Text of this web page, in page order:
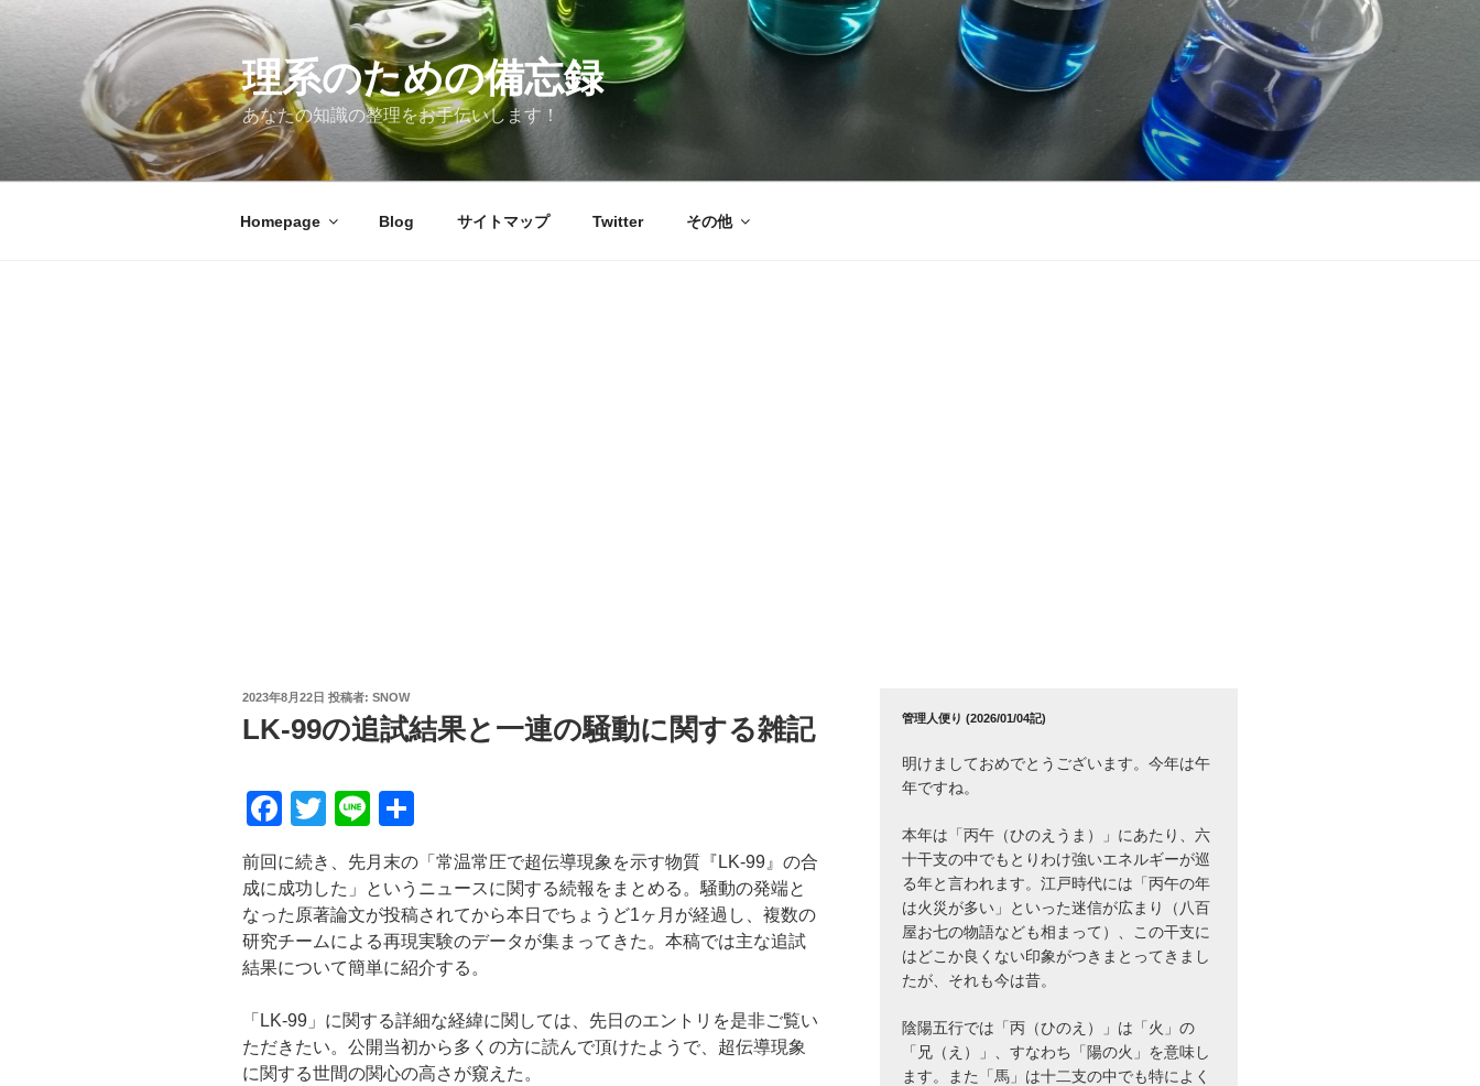
理系のための備忘録
あなたの知識の整理をお手伝いします！
Homepage Blog サイトマップ Twitter その他
投
2023年8月22日 投稿者: SNOW
LK-99の追試結果と一連の騒動に関する雑記
F
a
c
e
b
o
o
k
T
wi
tt
er
Li
n
e
有
前回に続き、先月末の「常温常圧で超伝導現象を示す物質『LK-99』の合
成に成功した」というニュースに関する続報をまとめる。騒動の発端と
なった原著論文が投稿されてから本日でちょうど1ヶ月が経過し、複数の
研究チームによる再現実験のデータが集まってきた。本稿では主な追試
結果について簡単に紹介する。
「LK-99」に関する詳細な経緯に関しては、先日のエントリを是非ご覧い
ただきたい。公開当初から多くの方に読んで頂けたようで、超伝導現象
に関する世間の関心の高さが窺えた。
管理人便り (2026/01/04記)
明けましておめでとうございます。今年は午
年ですね。
本年は「丙午（ひのえうま）」にあたり、六
十干支の中でもとりわけ強いエネルギーが巡
る年と言われます。江戸時代には「丙午の年
は火災が多い」といった迷信が広まり（八百
屋お七の物語なども相まって）、この干支に
はどこか良くない印象がつきまとってきまし
たが、それも今は昔。
陰陽五行では「丙（ひのえ）」は「火」の
「兄（え）」、すなわち「陽の火」を意味し
ます。また「馬」は十二支の中でも特によく